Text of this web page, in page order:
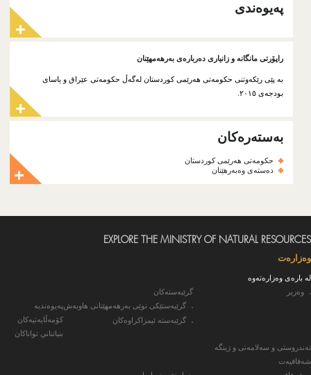
پەیوەندی
راپۆرتی مانگانە و زانیاری دەربارەی بەرهەمهێنان
بە پێی رێکەوتنی حکومەتی هەرێمی کوردستان لەگەڵ حکومەتی عێراق و یاسای
بودجەی ٢٠١٥.
بەستەرەکان
حکومەتی هەرێمی كوردستان
دەستەی وەبەرهێنان
EXPLORE THE MINISTRY OF NATURAL RESOURCES
وەزارەت
لە بارەی وەزارەتەوە
وەزیر گرێبەستەکان
گرێبەستێکی نوێی بەرهەمهێنانی هاوبەش
گرێبەستە ئیمزاکراوەکان
پەیوەندیە
کۆمەڵایەتیەکان
بنياتناني تواناكان
تەندروستی و سەلامەتی و ژینگە
شەفافیەت